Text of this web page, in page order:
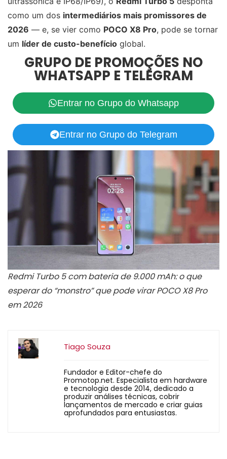
como um dos intermediários mais promissores de
2026 — e, se vier como POCO X8 Pro, pode se tornar
um líder de custo-benefício global.
GRUPO DE PROMOÇÕES NO
WHATSAPP E TELEGRAM
Entrar no Grupo do Whatsapp
Entrar no Grupo do Telegram
Redmi Turbo 5 com bateria de 9.000 mAh: o que
esperar do “monstro” que pode virar POCO X8 Pro
em 2026
Tiago Souza
Fundador e Editor-chefe do
Promotop.net. Especialista em hardware
e tecnologia desde 2014, dedicado a
produzir análises técnicas, cobrir
lançamentos de mercado e criar guias
aprofundados para entusiastas.